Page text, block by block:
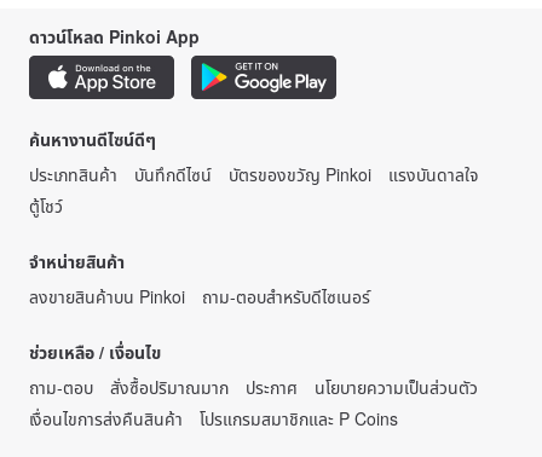
ดาวน์โหลด Pinkoi App
ค้นหางานดีไซน์ดีๆ
ประเภทสินค้า
บันทึกดีไซน์ บัตรของขวัญ Pinkoi
แรงบันดาลใจ
ตู้โชว์
จำหน่ายสินค้า
ลงขายสินค้าบน Pinkoi
ถาม-ตอบสำหรับดีไซเนอร์
ช่วยเหลือ / เงื่อนไข
ถาม-ตอบ
สั่งซื้อปริมาณมาก ประกาศ
นโยบายความเป็นส่วนตัว
เงื่อนไขการส่งคืนสินค้า
โปรแกรมสมาชิกและ P Coins